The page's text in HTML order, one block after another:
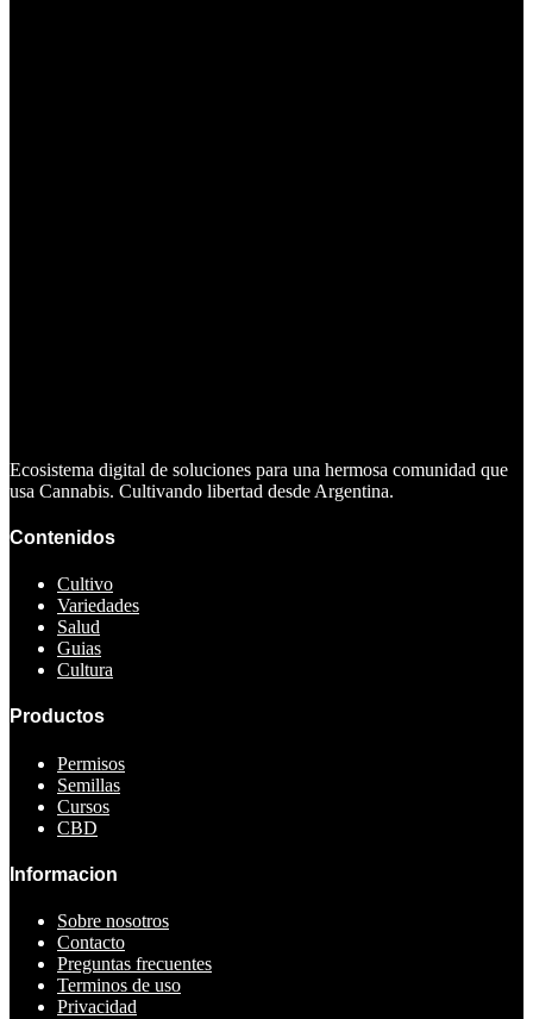
Ecosistema digital de soluciones para una hermosa comunidad que
usa Cannabis. Cultivando libertad desde Argentina.
Contenidos
Cultivo
Variedades
Salud
Guias
Cultura
Productos
Permisos
Semillas
Cursos
CBD
Informacion
Sobre nosotros
Contacto
Preguntas frecuentes
Terminos de uso
Privacidad